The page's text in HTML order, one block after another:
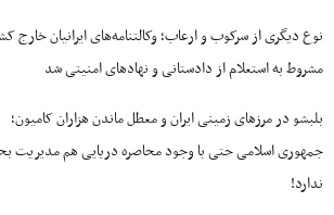
نوع دیگری از سرکوب و ارعاب؛ وکالتنامه‌های ایرانیان خارج
مشروط به استعلام از دادستانی و نهادهای امنیتی شد
بلبشو در مرزهای زمینی ایران و معطل ماندن هزاران کامیون؛
جمهوری اسلامی حتی با وجود محاصره دریایی هم مدیریت
ندارد!